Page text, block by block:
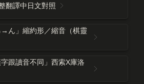
翻譯中日文對照
ん」縮約形／縮音（棋靈
跟讀音不同」西索X庫洛